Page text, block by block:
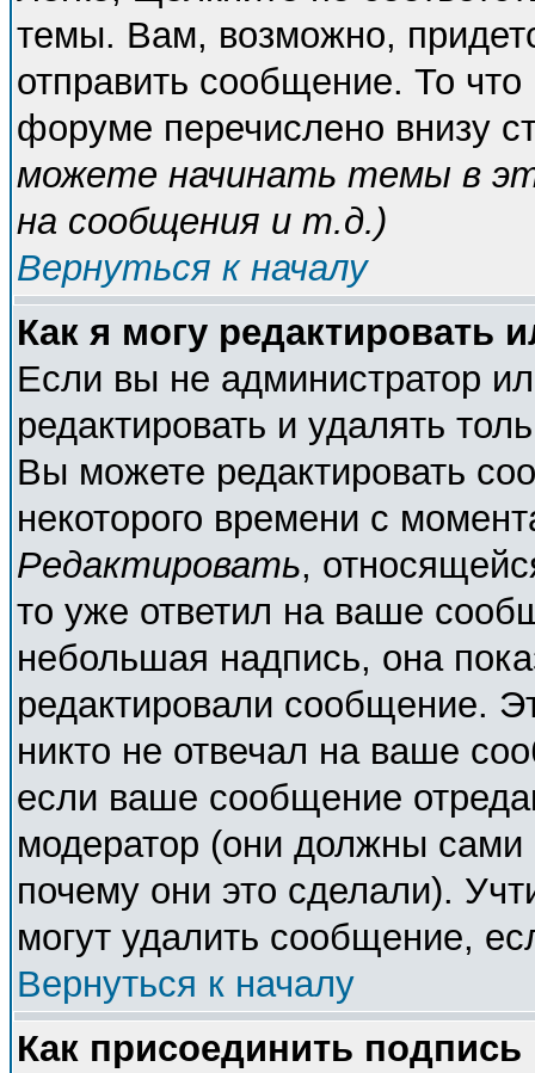
темы. Вам, возможно,
отправить сообщение. То
форуме перечислено внизу
можете начинать темы в
на сообщения и т.д.)
Вернуться к началу
Как я могу редактировать
Если вы не администратор
редактировать и удалять
Вы можете редактировать
некоторого времени с
Редактировать,
то уже ответил на ваше
небольшая надпись, она
редактировали сообщение.
никто не отвечал на ваше
если ваше сообщение
модератор (они должны сами
почему они это сделали).
могут удалить сообщение,
Вернуться к началу
Как присоединить